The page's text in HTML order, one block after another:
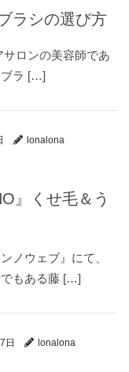
ラシの選び方
ロンの美容師であ
ブラ […]
lonalona
』くせ毛＆う
ノウェブ』にて、
でもある藤 […]
日 lonalona